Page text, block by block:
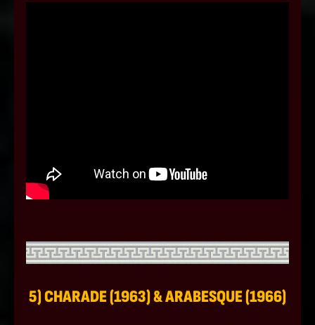
5) CHARADE (1963) & ARABESQUE (1966)